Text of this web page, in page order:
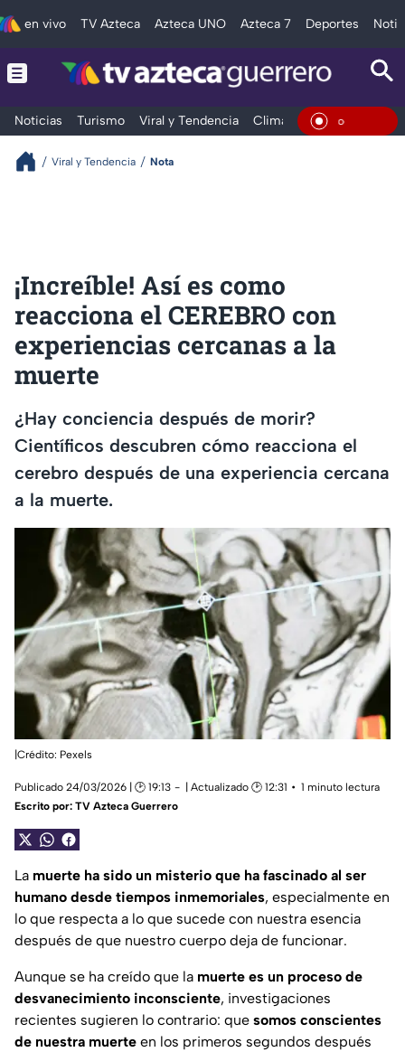
en vivo TV Azteca Azteca UNO Azteca 7 Deportes
Noticias Turismo Viral y Tendencia Clima Deportes En Vivo
Viral y Tendencia Nota
¡Increíble! Así es como
reacciona el CEREBRO con
experiencias cercanas a la
muerte
¿Hay conciencia después de morir?
Científicos descubren cómo reacciona el
cerebro después de una experiencia cercana
a la muerte.
|Crédito: Pexels
Publicado 24/03/2026 | 🕑 19:13 | Actualizado 🕑 12:31
1 minuto lectura
Escrito por: TV Azteca Guerrero
La muerte ha sido un misterio que ha fascinado al ser
humano desde tiempos inmemoriales, especialmente en
lo que respecta a lo que sucede con nuestra esencia
después de que nuestro cuerpo deja de funcionar.
Aunque se ha creído que la muerte es un proceso de
desvanecimiento inconsciente, investigaciones
recientes sugieren lo contrario: que somos conscientes
de nuestra muerte en los primeros segundos después